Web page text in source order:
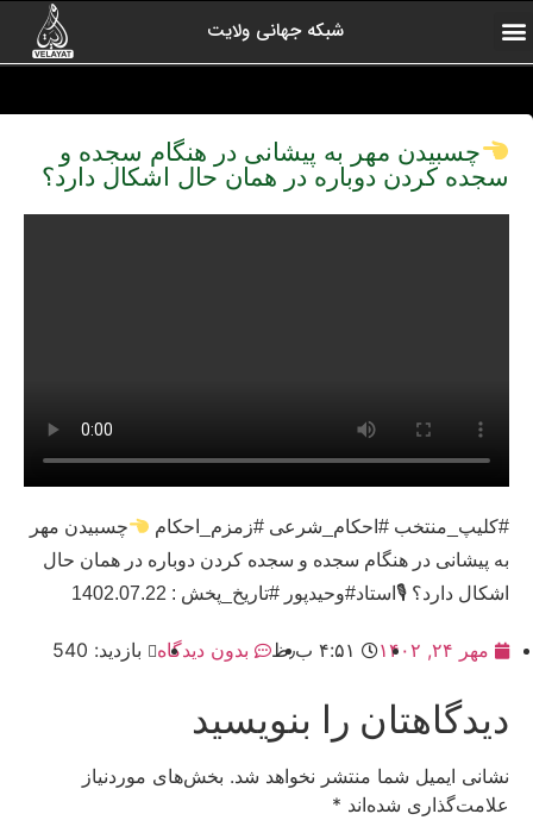
شبکه جهانی ولایت
چسبیدن مهر به پیشانی در هنگام سجده و
سجده کردن دوباره در همان حال اشکال دارد؟
#کلیپ_منتخب #احکام_شرعی #زمزم_احکام
چسبیدن مهر
به پیشانی در هنگام سجده و سجده کردن دوباره در همان حال
اشکال دارد؟ 🎙استاد#وحیدپور #تاریخ_پخش : 1402.07.22
مهر ۲۴, ۱۴۰۲ ۴:۵۱ ب٫ظ بدون دیدگاه بازدید: 540
دیدگاهتان را بنویسید
نشانی ایمیل شما منتشر نخواهد شد. بخش‌های موردنیاز
علامت‌گذاری شده‌اند *